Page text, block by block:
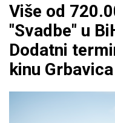
Više od
"Svadbe" u
Dodatni
kinu Grbavica